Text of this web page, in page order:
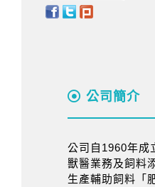
公司簡介
公司自1960年成
獸醫業務及飼料
生產輔助飼料「